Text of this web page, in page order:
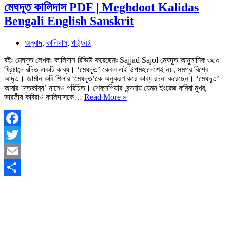
মেঘদূত কালিদাস PDF | Meghdoot Kalidas
Bengali English Sanskrit
অনুবাদ, কালিদাস, পাঠ্যবই
বইঃ মেঘদূত লেখকঃ কালিদাস রিভিউ করেছেনঃ Sajjad Sajol মেঘদূত আনুমানিক ৩৫০
খ্রিষ্টাব্দে রচিত একটি কাব্য। ‘মেঘদূত’ কেবল এই উপমহাদেশেই নয়, সমগ্র বিশ্বে
আদৃত। জার্মান কবি শিলার ‘মেঘদূত’কে অনুকরণ করে কাব্য রচনা করেছেন। ‘মেঘদূত’
আবার ‘দূতকাব্য’ নামেও পরিচিত। শেক্‌সপিয়ার–বন্দনায় যেমন ইংরেজ কবিরা মুখর,
ভারতীয় কবিরাও কালিদাসকে… Read More »
Facebook
Twitter
Email